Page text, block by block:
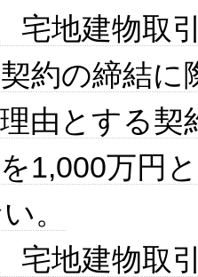
宅地建物取
約の締結
由とする契
1,000万円
。
宅地建物取